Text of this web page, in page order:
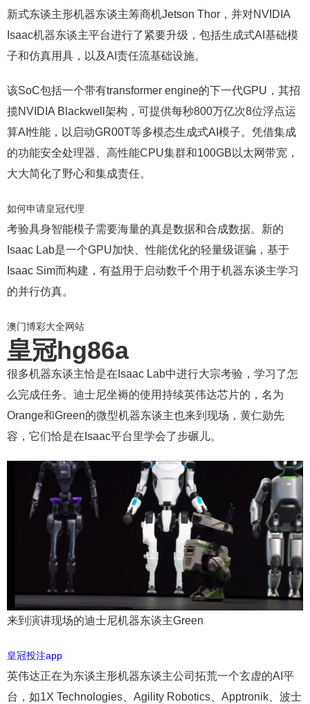
新式东谈主形机器东谈主筹商机Jetson Thor，并对NVIDIA
Isaac机器东谈主平台进行了紧要升级，包括生成式AI基础模
子和仿真用具，以及AI责任流基础设施。
该SoC包括一个带有transformer engine的下一代GPU，其招
揽NVIDIA Blackwell架构，可提供每秒800万亿次8位浮点运
算AI性能，以启动GR00T等多模态生成式AI模子。凭借集成
的功能安全处理器、高性能CPU集群和100GB以太网带宽，
大大简化了野心和集成责任。
如何申请皇冠代理
考验具身智能模子需要海量的真是数据和合成数据。新的
Isaac Lab是一个GPU加快、性能优化的轻量级诓骗，基于
Isaac Sim而构建，有益用于启动数千个用于机器东谈主学习
的并行仿真。
澳门博彩大全网站
皇冠hg86a
很多机器东谈主恰是在Isaac Lab中进行大宗考验，学习了怎
么完成任务。迪士尼坐褥的使用持续英伟达芯片的，名为
Orange和Green的微型机器东谈主也来到现场，黄仁勋先
容，它们恰是在Isaac平台里学会了步碾儿。
来到演讲现场的迪士尼机器东谈主Green
皇冠投注app
英伟达正在为东谈主形机器东谈主公司拓荒一个玄虚的AI平
台，如1X Technologies、Agility Robotics、Apptronik、波士